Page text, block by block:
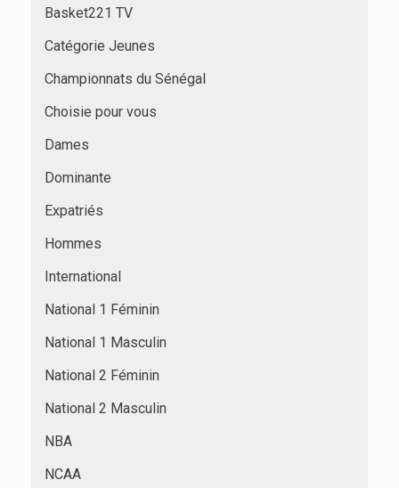
Basket221 TV
Catégorie Jeunes
Championnats du Sénégal
Choisie pour vous
Dames
Dominante
Expatriés
Hommes
International
National 1 Féminin
National 1 Masculin
National 2 Féminin
National 2 Masculin
NBA
NCAA